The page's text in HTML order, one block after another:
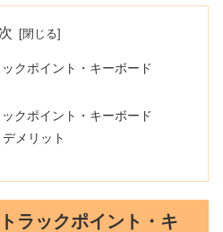
クポイント・キーボード
クポイント・キーボード
メリット
ラックポイント・キ